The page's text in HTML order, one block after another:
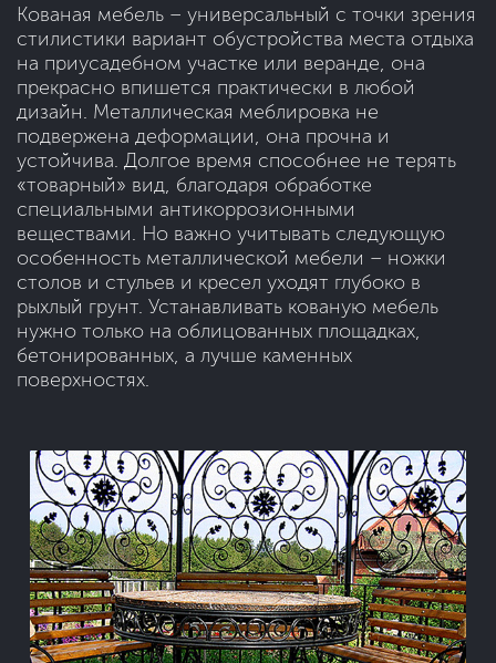
Кованая мебель – универсальный с точки зрения
стилистики вариант обустройства места отдыха
на приусадебном участке или веранде, она
прекрасно впишется практически в любой
дизайн. Металлическая меблировка не
подвержена деформации, она прочна и
устойчива. Долгое время способнее не терять
«товарный» вид, благодаря обработке
специальными антикоррозионными
веществами. Но важно учитывать следующую
особенность металлической мебели – ножки
столов и стульев и кресел уходят глубоко в
рыхлый грунт. Устанавливать кованую мебель
нужно только на облицованных площадках,
бетонированных, а лучше каменных
поверхностях.